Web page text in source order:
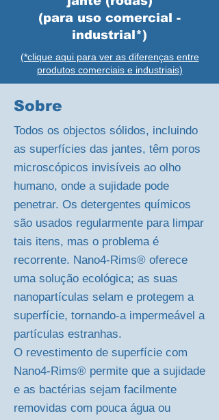
(para uso comercial -
industrial*)
(*clique aqui para ver as diferenças entre
produtos comerciais e industriais)
Sobre
Todos os objectos sólidos, incluindo
as superfícies das jantes, têm poros
microscópicos invisíveis ao olho
humano, onde a sujidade pode
penetrar. Os detergentes químicos
são usados regularmente para limpar
tais itens, mas o problema é
recorrente. Nano4-Rims® oferece
uma solução ecológica; as suas
nanopartículas selam e protegem a
superfície, tornando-a impermeável a
partículas estranhas.
O revestimento de superfície com
Nano4-Rims® permite que a sujidade
e as bactérias sejam facilmente
removidas com pouca água ou